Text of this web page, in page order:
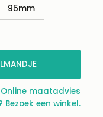
95mm
Online maatadvies
een winkel.